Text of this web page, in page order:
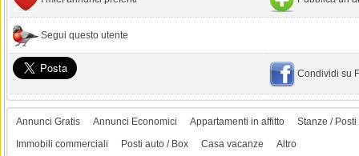
Segui questo utente
Condividi su
Annunci Gratis Annunci Economici Appartamenti in affitto
Stanze / Posti
Immobili commerciali
Posti auto / Box Casa vacanze Altro